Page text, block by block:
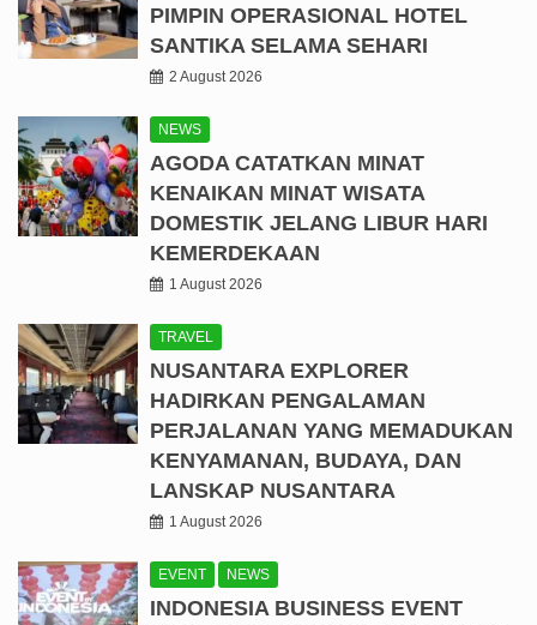
PIMPIN OPERASIONAL HOTEL
SANTIKA SELAMA SEHARI
2 August 2026
NEWS
AGODA CATATKAN MINAT
KENAIKAN MINAT WISATA
DOMESTIK JELANG LIBUR HARI
KEMERDEKAAN
1 August 2026
TRAVEL
NUSANTARA EXPLORER
HADIRKAN PENGALAMAN
PERJALANAN YANG MEMADUKAN
KENYAMANAN, BUDAYA, DAN
LANSKAP NUSANTARA
1 August 2026
EVENT NEWS
INDONESIA BUSINESS EVENT